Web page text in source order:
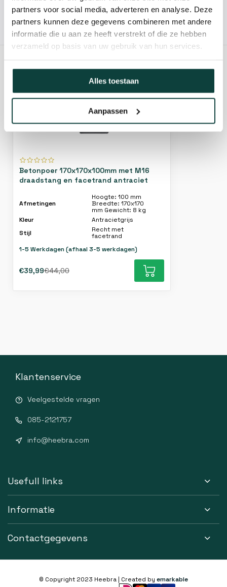
partners voor social media, adverteren en analyse. Deze
partners kunnen deze gegevens combineren met andere
informatie die u aan ze heeft verstrekt of die ze hebben
verzameld op basis van uw gebruik van hun services.
Alles toestaan
Aanpassen
Hovenier of klusbedrijf? Neem contact met ons op voor
10% korting!
GERELATEERDE PRODUCTEN
Betonpoer 170x170x100mm met M16
draadstang en facetrand antraciet
Afmetingen
Hoogte: 100 mm
Breedte: 170x170
mm Gewicht: 8 kg
Kleur
Antracietgrijs
Stijl
Recht met
facetrand
1-5 Werkdagen (afhaal 3-5 werkdagen)
€39,99€44,00
Klantenservice
Veelgestelde vragen
085-2121757
info@heebra.com
Usefull links
Informatie
Contactgegevens
© Copyright 2023 Heebra | Created by emarkable